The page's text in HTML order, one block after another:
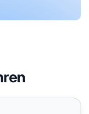
in KI-